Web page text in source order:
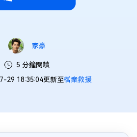
家豪
5 分鐘閱讀
29 18:35:04更新至檔案救援